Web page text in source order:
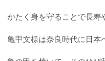
かたく身を守ることで長寿
亀甲文様は奈良時代に日本